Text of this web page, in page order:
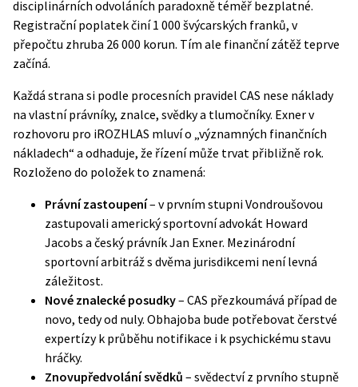
disciplinárních odvoláních paradoxně téměř bezplatné.
Registrační poplatek činí 1 000 švýcarských franků, v
přepočtu zhruba 26 000 korun. Tím ale finanční zátěž teprve
začíná.
Každá strana si podle procesních pravidel CAS nese náklady
na vlastní právníky, znalce, svědky a tlumočníky. Exner v
rozhovoru pro iROZHLAS mluví o „významných finančních
nákladech“ a odhaduje, že řízení může trvat přibližně rok.
Rozloženo do položek to znamená:
Právní zastoupení– v prvním stupni Vondroušovou
zastupovali americký sportovní advokát Howard
Jacobs a český právník Jan Exner. Mezinárodní
sportovní arbitráž s dvěma jurisdikcemi není levná
záležitost.
Nové znalecké posudky– CAS přezkoumává případ de
novo, tedy od nuly. Obhajoba bude potřebovat čerstvé
expertízy k průběhu notifikace i k psychickému stavu
hráčky.
Znovupředvolání svědků – svědectví z prvního stupně